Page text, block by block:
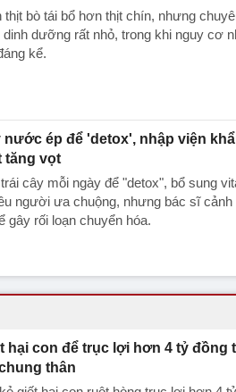
thịt bò tái bổ hơn thịt chín, nhưng
dinh dưỡng rất nhỏ, trong khi nguy cơ
kể.
nước ép để 'detox', nhập viện
tăng vọt
cây mỗi ngày để "detox", bổ sung
người ưa chuộng, nhưng bác sĩ cảnh
gây rối loạn chuyển hóa.
hại con để trục lợi hơn 4 tỷ đồng
thân